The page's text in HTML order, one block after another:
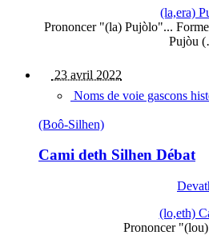
(la,era)
Prononcer "(la) Pujòlo"...
Pujòu
23 avril 2022
Noms de voie gascons
(Boô-Silhen)
Cami deth Silhen Débat
(lo,eth)
Prononcer